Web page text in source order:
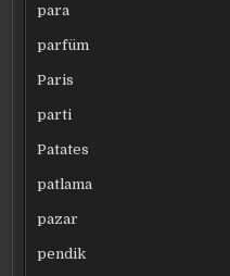
para
parfüm
Paris
parti
Patates
patlama
pazar
pendik